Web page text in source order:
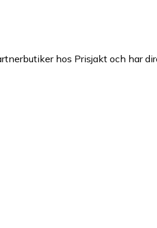
hos Prisjakt och har